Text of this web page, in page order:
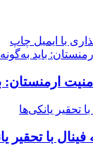
با ایمیل چاپ
باید
ارمنستان:
تحقیر یانکی‌ها
با تحقیر